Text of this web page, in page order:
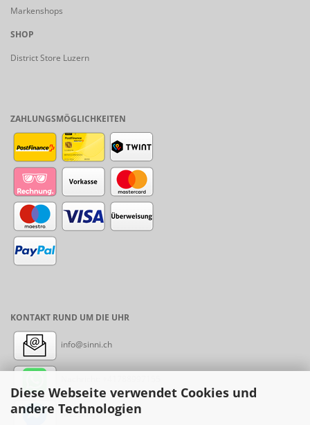
Diese Webseite verwendet Cookies und
andere Technologien
Markenshops
SHOP
District Store Luzern
ZAHLUNGSMÖGLICHKEITEN
KONTAKT RUND UM DIE UHR
info@sinni.ch
Messenger: sinni.ch